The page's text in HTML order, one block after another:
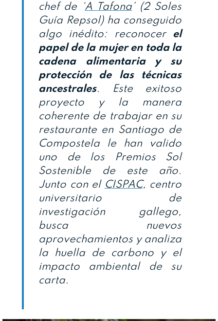
chef de ‘A Tafona ’ (2 Soles
Guía Repsol) ha conseguido
algo inédito: reconocer el
papel de la mujer en toda la
cadena alimentaria y su
protección de las técnicas
ancestrales. Este exitoso
proyecto y la manera
coherente de trabajar en su
restaurante en Santiago de
Compostela le han valido
uno de los Premios Sol
Sostenible de este año.
Junto con el CISPAC, centro
universitario de
investigación gallego,
busca nuevos
aprovechamientos y analiza
la huella de carbono y el
impacto ambiental de su
carta.